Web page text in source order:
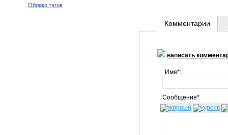
Облако тэгов
Комментарии
написать
Имя*:
Сообщение*